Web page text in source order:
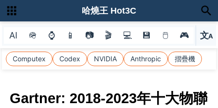
AI 🪖 ⌚ 📱 📷 🎬 💻 💾 🖱 🎮 文A
選
Computex Codex NVIDIA Anthropic 摺疊機
哈燒王 Hot3C
Gartner: 2018-2023年十大物聯